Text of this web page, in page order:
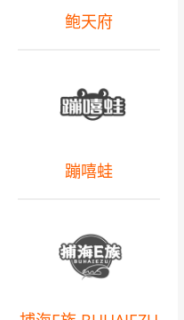
鲍天府
蹦嘻蛙